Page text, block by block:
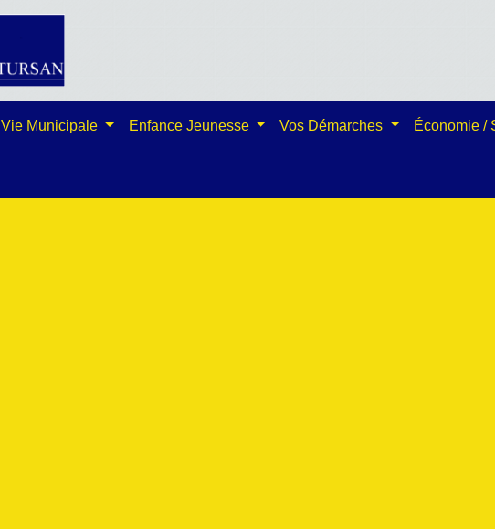
Vie Municipale Enfance Jeunesse Vos Démarches Économie /